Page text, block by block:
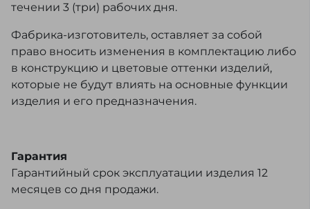
течении 3 (три) рабочих дня.
Фабрика-изготовитель, оставляет за собой
право вносить изменения в комплектацию либо
в конструкцию и цветовые оттенки изделий,
которые не будут влиять на основные функции
изделия и его предназначения.
Гарантия
Гарантийный срок эксплуатации изделия 12
месяцев со дня продажи.